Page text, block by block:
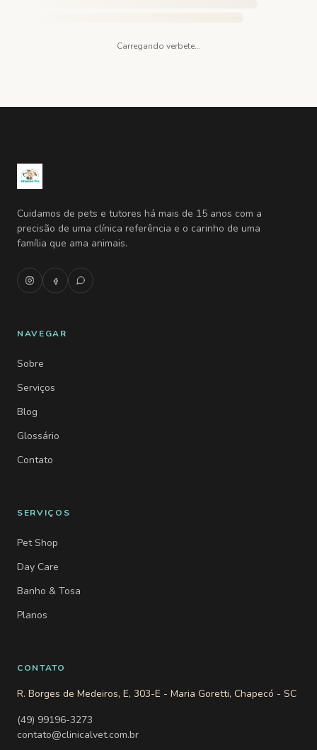
Carregando verbete...
Cuidamos de pets e tutores há mais de 15 anos com a
precisão de uma clínica referência e o carinho de uma
família que ama animais.
NAVEGAR
Sobre
Serviços
Blog
Glossário
Contato
SERVIÇOS
Pet Shop
Day Care
Banho & Tosa
Planos
CONTATO
R. Borges de Medeiros, E, 303-E - Maria Goretti, Chapecó - SC
(49) 99196-3273
contato@clinicalvet.com.br